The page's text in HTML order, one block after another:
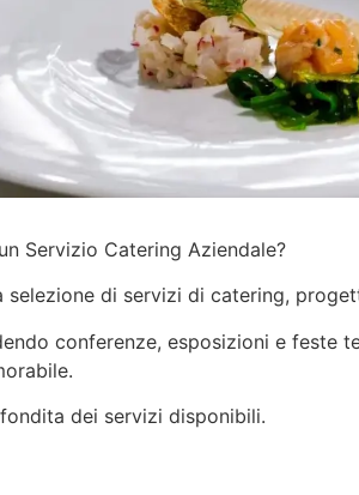
Servizio Catering Aziendale?
di servizi di catering,
conferenze, esposizioni e
dei servizi disponibili.